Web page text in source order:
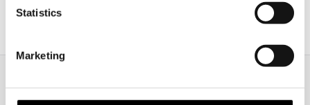
Statistics
Marketing